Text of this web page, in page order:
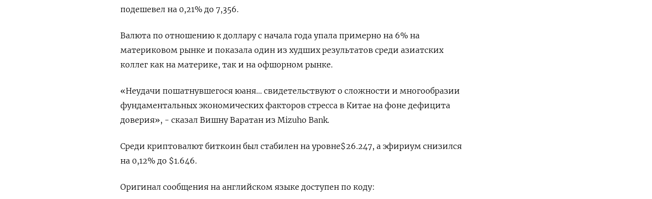
подешевел на 0,21% до 7,356.
Валюта по отношению к доллару с начала года упала примерно на 6% на
материковом рынке и показала один из худших результатов среди азиатских
коллег как на материке, так и на офшорном рынке.
«Неудачи пошатнувшегося юаня... свидетельствуют о сложности и многообразии
фундаментальных экономических факторов стресса в Китае на фоне дефицита
доверия», - сказал Вишну Варатан из Mizuho Bank.
Среди криптовалют биткоин был стабилен на уровне$26.247, а эфириум снизился
на 0,12% до $1.646.
Оригинал сообщения на английском языке доступен по коду: